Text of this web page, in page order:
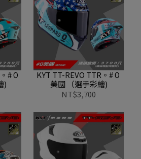
#０
)
KYT TT-REVO TTR。#０
美國 （選手彩繪)
NT$3,700